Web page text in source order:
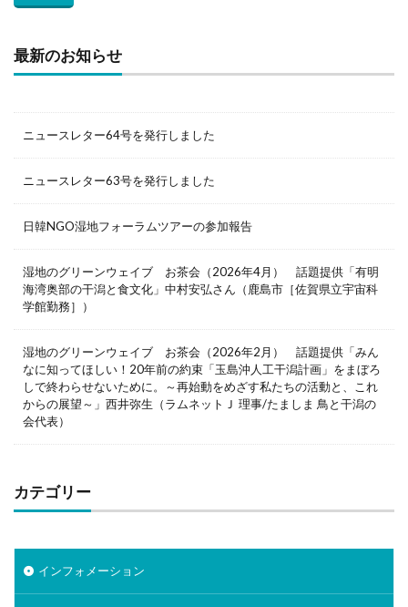
最新のお知らせ
ニュースレター64号を発行しました
ニュースレター63号を発行しました
日韓NGO湿地フォーラムツアーの参加報告
湿地のグリーンウェイブ お茶会（2026年4月） 話題提供「有明
海湾奥部の干潟と食文化」中村安弘さん（鹿島市［佐賀県立宇宙科
学館勤務］）
湿地のグリーンウェイブ お茶会（2026年2月） 話題提供「みん
なに知ってほしい！20年前の約束「玉島沖人工干潟計画」をまぼろ
しで終わらせないために。～再始動をめざす私たちの活動と、これ
からの展望～」西井弥生（ラムネットＪ 理事/たましま 鳥と干潟の
会代表）
カテゴリー
インフォメーション